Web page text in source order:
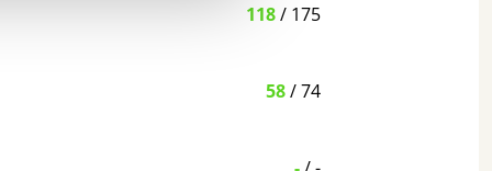
118/ 175
58/ 74